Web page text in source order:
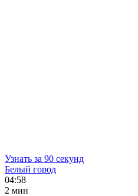
Узнать за 90 секунд
Белый город
04:58
2 мин